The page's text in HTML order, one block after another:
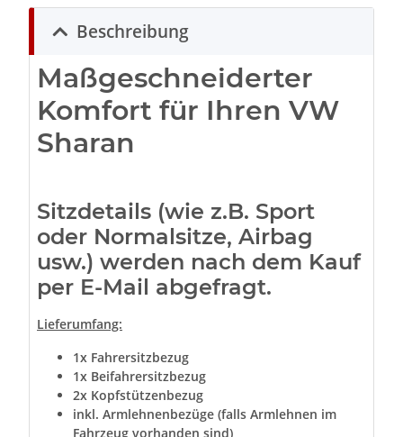
Beschreibung
Maßgeschneiderter
Komfort für Ihren VW
Sharan
Sitzdetails (wie z.B. Sport
oder Normalsitze, Airbag
usw.) werden nach dem Kauf
per E-Mail abgefragt.
Lieferumfang:
1x Fahrersitzbezug
1x Beifahrersitzbezug
2x Kopfstützenbezug
inkl. Armlehnenbezüge (falls Armlehnen im
Fahrzeug vorhanden sind)